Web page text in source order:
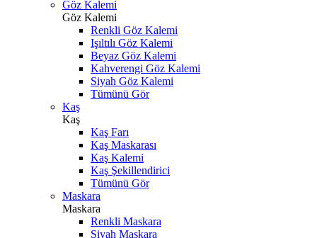
Göz Kalemi
Göz Kalemi
Renkli Göz Kalemi
Işıltılı Göz Kalemi
Beyaz Göz Kalemi
Kahverengi Göz Kalemi
Siyah Göz Kalemi
Tümünü Gör
Kaş
Kaş
Kaş Farı
Kaş Maskarası
Kaş Kalemi
Kaş Şekillendirici
Tümünü Gör
Maskara
Maskara
Renkli Maskara
Siyah Maskara